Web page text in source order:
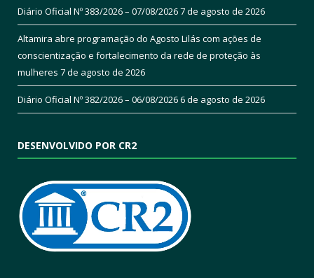
Diário Oficial Nº 383/2026 – 07/08/20267 de agosto de 2026
Altamira abre programação do Agosto Lilás com ações de
conscientização e fortalecimento da rede de proteção às
mulheres 7 de agosto de 2026
Diário Oficial Nº 382/2026 – 06/08/20266 de agosto de 2026
DESENVOLVIDO POR CR2